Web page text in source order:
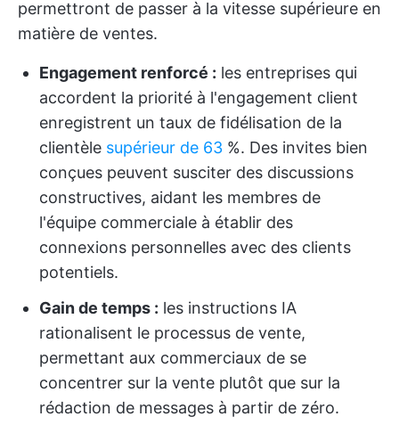
permettront de passer à la vitesse supérieure en
matière de ventes.
Engagement renforcé : les entreprises qui
accordent la priorité à l'engagement client
enregistrent un taux de fidélisation de la
clientèle supérieur de 63 %. Des invites bien
conçues peuvent susciter des discussions
constructives, aidant les membres de
l'équipe commerciale à établir des
connexions personnelles avec des clients
potentiels.
Gain de temps : les instructions IA
rationalisent le processus de vente,
permettant aux commerciaux de se
concentrer sur la vente plutôt que sur la
rédaction de messages à partir de zéro.